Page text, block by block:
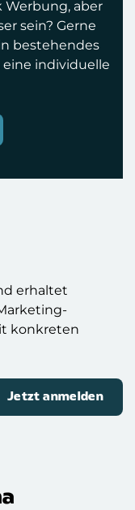
Werbung, aber
sein? Gerne
bestehendes
individuelle
erhaltet
konkreten